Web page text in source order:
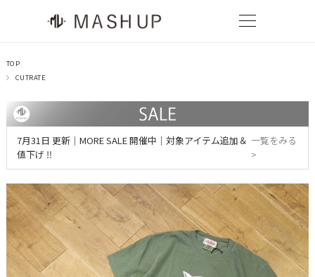
TOP
CUTRATE
7月31日 更新｜MORE SALE 開催中｜対象アイテム追加＆
値下げ ‼
一覧をみる
>